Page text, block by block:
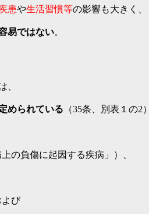
患や生活習慣等の影響も大きく、
易ではない。
、
められている （35条、別表１の2
上の負傷に起因する疾病」）、
よび